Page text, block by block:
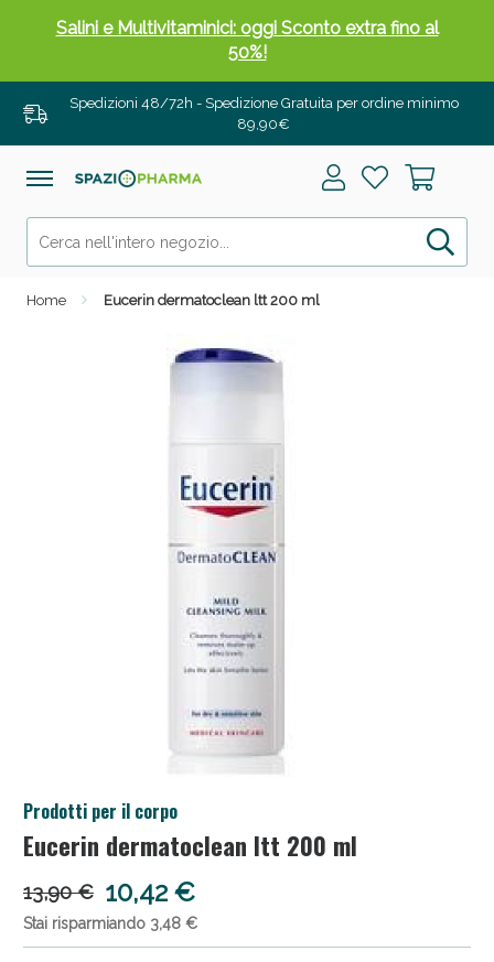
Spedizioni 48/72h - Spedizione Gratuita per ordine minimo
89,90€
Home Eucerin dermatoclean ltt 200 ml
Prodotti per il corpo
Eucerin dermatoclean ltt 200 ml
13,90 € 10,42 €
Stai risparmiando 3,48 €
Salini e Multivitaminici: oggi Sconto extra fino al
50%!
oggi!
Anticellulite e Fanghi: Sconto fino al 40% valido